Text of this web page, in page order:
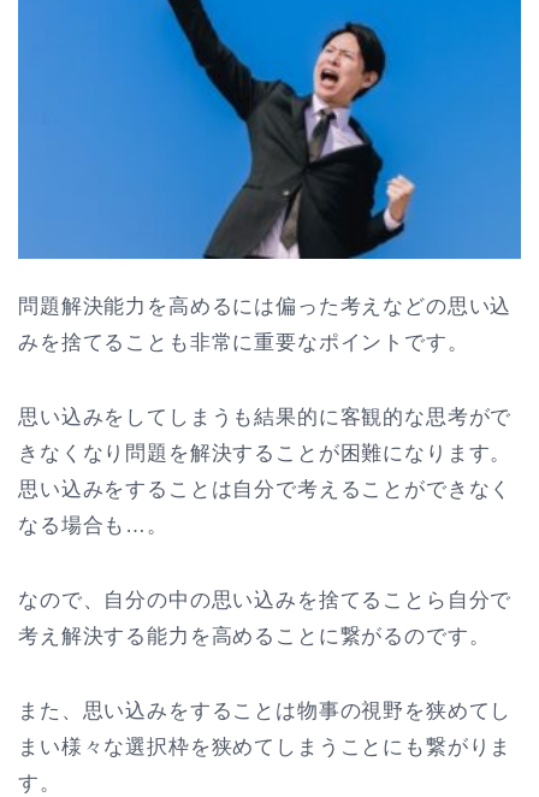
問題解決能力を高めるには偏った考えなどの思い込
みを捨てることも非常に重要なポイントです。
思い込みをしてしまうも結果的に客観的な思考がで
きなくなり問題を解決することが困難になります。
思い込みをすることは自分で考えることができなく
なる場合も…。
なので、自分の中の思い込みを捨てることら自分で
考え解決する能力を高めることに繋がるのです。
また、思い込みをすることは物事の視野を狭めてし
まい様々な選択枠を狭めてしまうことにも繋がりま
す。